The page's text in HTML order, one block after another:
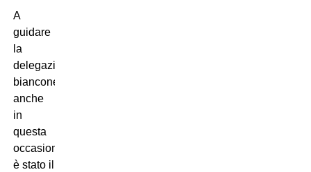
A
guidare
la
delegazione
bianconera
anche
in
questa
occasione
è stato il